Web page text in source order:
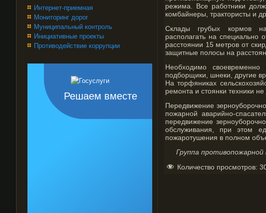
Интернет-приемная
Мониторинг дорог
Муниципальный контроль
Инициативные проекты
Противодействие коррупции
Решаем вместе
режима. Все работники
комбайнеры, трактористы и
Склады грубых кормов на
располагать на
расстоянии 15 метров от
защитные полосы на
Необходимо
подборщики, шнеки, другие
На торфяниках
ремонта и стоянки техники не
Передвижение
пожарной аварийно-
передвижение
обслуживания, при этом
пожаротушения в полном
Группа
Количество просмотров: